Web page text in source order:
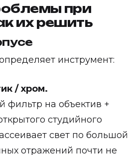
при
их решить
инструмент:
/ хром.
фильтр на объектив +
студийного
свет по большой
отражений почти не